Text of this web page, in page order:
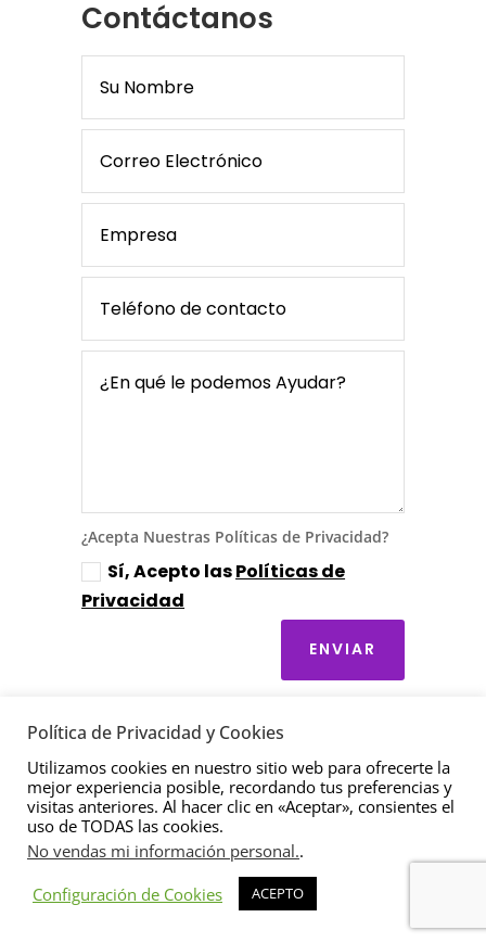
Contáctanos
¿Acepta Nuestras Políticas de Privacidad?
Sí, Acepto lasPolíticas de
Privacidad
ENVIAR
Política de Privacidad y Cookies
Utilizamos cookies en nuestro sitio web para ofrecerte la
mejor experiencia posible, recordando tus preferencias y
visitas anteriores. Al hacer clic en «Aceptar», consientes el
uso de TODAS las cookies.
No vendas mi información personal..
Configuración de Cookies
ACEPTO